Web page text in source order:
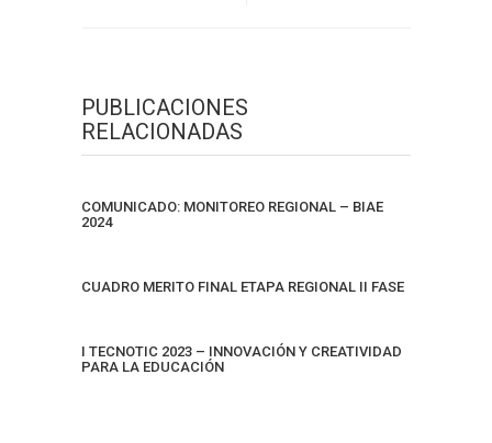
PUBLICACIONES
RELACIONADAS
COMUNICADO: MONITOREO REGIONAL – BIAE
2024
CUADRO MERITO FINAL ETAPA REGIONAL II FASE
I TECNOTIC 2023 – INNOVACIÓN Y CREATIVIDAD
PARA LA EDUCACIÓN